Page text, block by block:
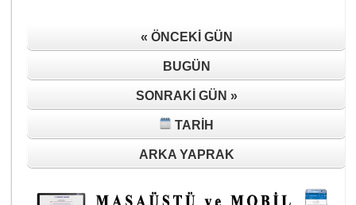
« ÖNCEKI GÜN
BUGÜN
SONRAKI GÜN »
TARIH
ARKA YAPRAK